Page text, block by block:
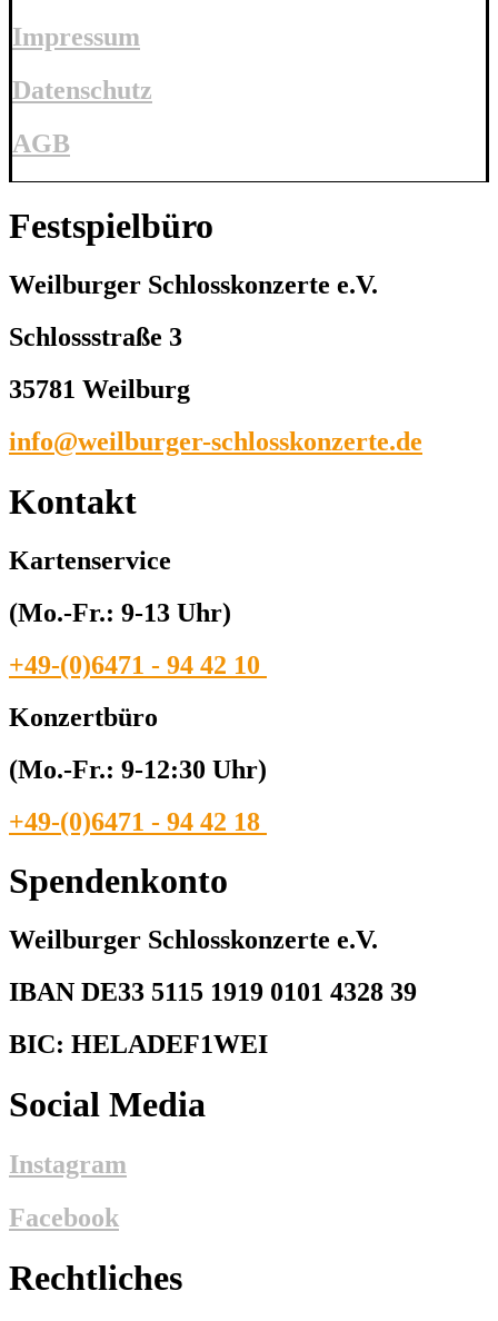
Impressum
Datenschutz
AGB
Festspielbüro
Weilburger Schlosskonzerte e.V.
Schlossstraße 3
35781 Weilburg
info@weilburger-schlosskonzerte.de
Kontakt
Kartenservice
(Mo.-Fr.: 9-13 Uhr)
+49-(0)6471 - 94 42 10
Konzertbüro
(Mo.-Fr.: 9-12:30 Uhr)
+49-(0)6471 - 94 42 18
Spendenkonto
Weilburger Schlosskonzerte e.V.
IBAN DE33 5115 1919 0101 4328 39
BIC: HELADEF1WEI
Social Media
Instagram
Facebook
Rechtliches